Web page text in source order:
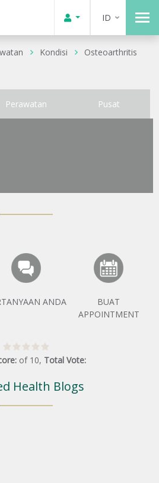
ID
Kondisi
Osteoarthritis
Perawatan Pusat
ANDA
BUAT
APPOINTMENT
of 10, Total Vote:
Health Blogs